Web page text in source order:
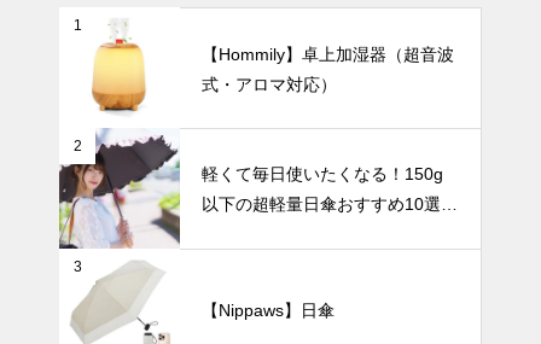
北欧からモダ
ンまで。ホワ
イト花瓶で楽
しむシンプル
インテリア、
おすすめ30
UV・雨対策
紫外線対策も
可愛くおしゃ
れに！フェミ
ニンな日傘お
インテリア小物
1
【Hommily】卓上加湿器（超音波
式・アロマ対応）
2
軽くて毎日使いたくなる！150g
以下の超軽量日傘おすすめ10選
3
【Nippaws】日傘